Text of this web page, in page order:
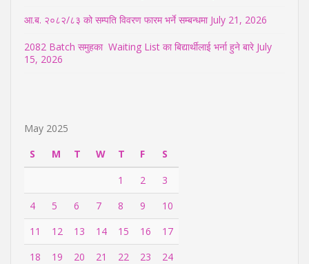
आ.ब. २०८२/८३ को सम्पति विवरण फारम भर्ने सम्बन्धमा July 21, 2026
2082 Batch समुहका Waiting List का बिद्यार्थीलाई भर्ना हुने बारे July
15, 2026
May 2025
S
M T W T F
S
1
2
3
4
5 6 7 8 9
10
11
12 13 14 15 16
17
18
19 20 21 22 23
24